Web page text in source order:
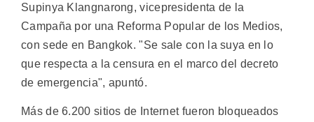
Supinya Klangnarong, vicepresidenta de la
Campaña por una Reforma Popular de los Medios,
con sede en Bangkok. "Se sale con la suya en lo
que respecta a la censura en el marco del decreto
de emergencia", apuntó.
Más de 6.200 sitios de Internet fueron bloqueados